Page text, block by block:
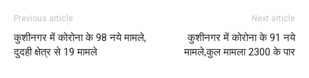
Previous article
कुशीनगर में कोरोना के 98 नये मामले,
दुदही क्षेत्र से 19 मामले
Next article
कुशीनगर में कोरोना के 91 नये
मामले,कुल मामला 2300 के पार